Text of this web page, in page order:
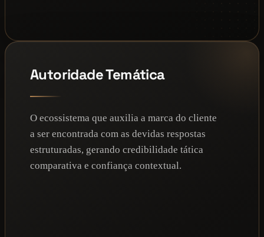
Autoridade Temática
O ecossistema que auxilia a marca do cliente
a ser encontrada com as devidas respostas
estruturadas, gerando credibilidade tática
comparativa e confiança contextual.